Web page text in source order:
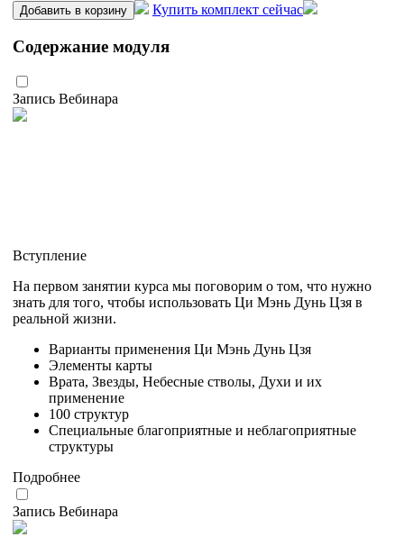
Добавить в корзину Купить комплект сейчас
Содержание модуля
Запись Вебинара
Вступление
На первом занятии курса мы поговорим о том, что нужно
знать для того, чтобы использовать Ци Мэнь Дунь Цзя в
реальной жизни.
Варианты применения Ци Мэнь Дунь Цзя
Элементы карты
Врата, Звезды, Небесные стволы, Духи и их
применение
100 структур
Специальные благоприятные и неблагоприятные
структуры
Подробнее
Запись Вебинара